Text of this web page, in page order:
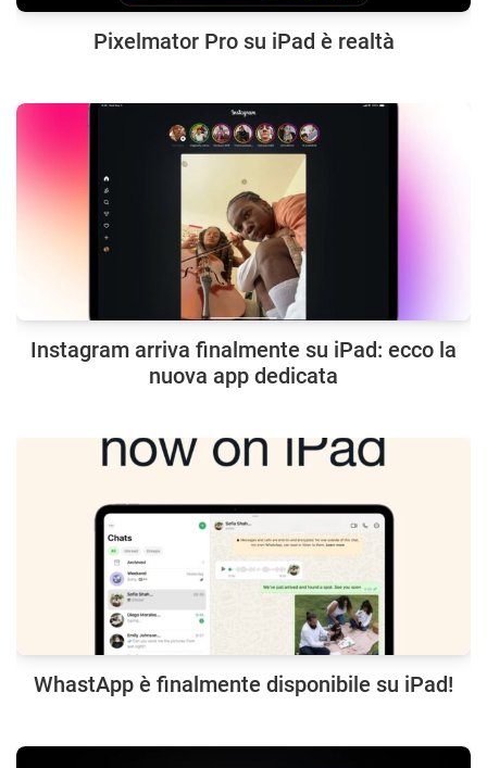
Pixelmator Pro su iPad è realtà
Instagram arriva finalmente su iPad: ecco la
nuova app dedicata
WhastApp è finalmente disponibile su iPad!